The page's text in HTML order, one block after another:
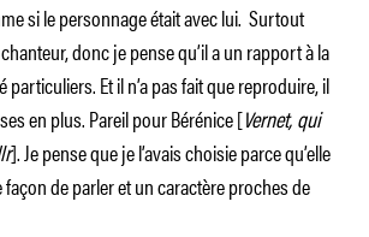
si le personnage était avec lui. Surtout
donc je pense qu’il a un rapport à la
particuliers. Et il n’a pas fait que reproduire, il
en plus. Pareil pour Bérénice [Vernet, qui
]. Je pense que je l’avais choisie parce qu’elle
de parler et un caractère proches de